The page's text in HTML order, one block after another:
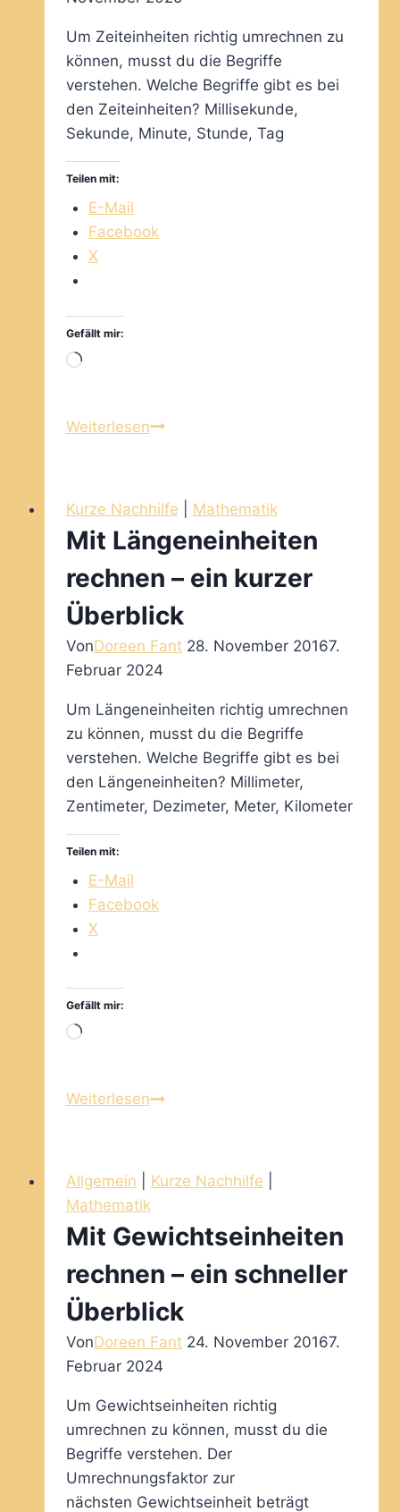
Um Zeiteinheiten richtig umrechnen zu
können, musst du die Begriffe
verstehen. Welche Begriffe gibt es bei
den Zeiteinheiten? Millisekunde,
Sekunde, Minute, Stunde, Tag
Teilen mit:
E-Mail
Facebook
X
Gefällt mir:
Wird
WeiterlesenMit
ein
kurzer
Überblick
Kurze Nachhilfe Mathematik
Mit Längeneinheiten
rechnen – ein kurzer
Überblick
VonDoreen Fant 28. November 20167.
Februar 2024
Um Längeneinheiten richtig umrechnen
zu können, musst du die Begriffe
verstehen. Welche Begriffe gibt es bei
den Längeneinheiten? Millimeter,
Zentimeter, Dezimeter, Meter, Kilometer
Teilen mit:
E-Mail
Facebook
X
Gefällt mir:
Wird
WeiterlesenMit
–
Überblick
Allgemein Kurze Nachhilfe
Mathematik
Mit Gewichtseinheiten
rechnen – ein schneller
Überblick
VonDoreen Fant 24. November 20167.
Februar 2024
Um Gewichtseinheiten richtig
umrechnen zu können, musst du die
Begriffe verstehen. Der
Umrechnungsfaktor zur
nächsten Gewichtseinheit beträgt